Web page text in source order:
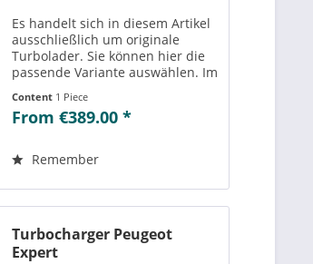
Es handelt sich in diesem Artikel
ausschließlich um originale
Turbolader. Sie können hier die
passende Variante auswählen. Im
Teilenummern“ können Sie die zu
der ausgewählten Variante
einsehen....
Content 1 Piece
From €389.00 *
Remember
Turbocharger Peugeot
Expert